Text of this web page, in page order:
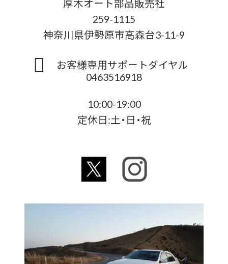
厚木オート部品販売社
259-1115
神奈川県伊勢原市高森台3-11-9
お客様専用サポートダイヤル
0463516918
10:00-19:00
定休日:土・日・祝